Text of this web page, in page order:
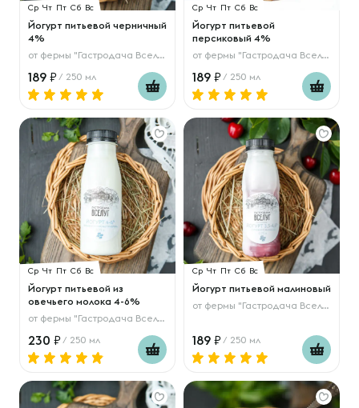
Ср Чт Пт Сб Вс
Йогурт питьевой черничный
4%
от фермы "Гастродача Вселуг"
189 / 250 мл
Ср Чт Пт Сб Вс
Йогурт питьевой
персиковый 4%
от фермы "Гастродача Вселуг"
189 / 250 мл
Ср Чт Пт Сб Вс
Йогурт питьевой из
овечьего молока 4-6%
от фермы "Гастродача Вселуг"
230 / 250 мл
Ср Чт Пт Сб Вс
Йогурт питьевой малиновый
от фермы "Гастродача Вселуг"
189 / 250 мл